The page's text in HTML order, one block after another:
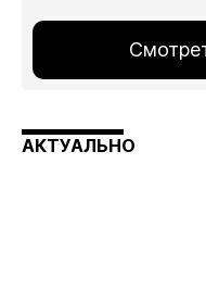
АКТУАЛЬНО